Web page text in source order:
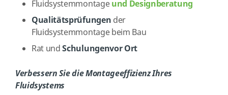
Fluidsystemmontageund Designberatung
Qualitätsprüfungen der
Fluidsystemmontage beim Bau
Rat undSchulungenvor Ort
Verbessern Sie die Montageeffizienz Ihres
Fluidsystems